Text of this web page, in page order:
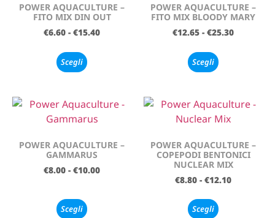
POWER AQUACULTURE –
FITO MIX DIN OUT
€6.60 - €15.40
Scegli
POWER AQUACULTURE –
FITO MIX BLOODY MARY
€12.65 - €25.30
Scegli
POWER AQUACULTURE –
GAMMARUS
€8.00 - €10.00
Scegli
POWER AQUACULTURE –
COPEPODI BENTONICI
NUCLEAR MIX
€8.80 - €12.10
Scegli